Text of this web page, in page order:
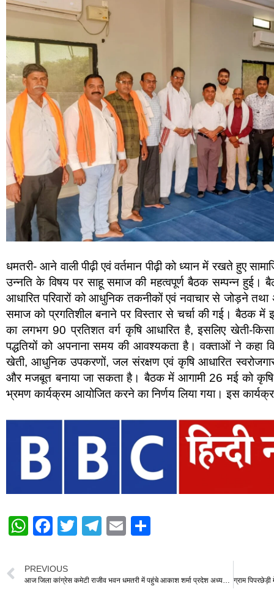
धमतरी- आने वाली पीढ़ी एवं वर्तमान पीढ़ी को ध्यान में रखते हुए
उन्नति के विषय पर साहू समाज की महत्वपूर्ण बैठक सम्पन्न
आधारित परिवारों को आधुनिक तकनीकों एवं नवाचार से जोड़ने
समाज को प्रगतिशील बनाने पर विस्तार से चर्चा की गई। बैठक में
का लगभग 90 प्रतिशत वर्ग कृषि आधारित है, इसलिए खेती-
पद्धतियों को अपनाना समय की आवश्यकता है। वक्ताओं ने कहा
खेती, आधुनिक उपकरणों, जल संरक्षण एवं कृषि आधारित
और मजबूत बनाया जा सकता है। बैठक में आगामी 26 मई को कृषि
भ्रमण कार्यक्रम आयोजित करने का निर्णय लिया गया। इस
W
at
s
F
c
e
T
er
T
gr
E
e
PREVIOUS
आज जिला कांग्रेस कमेटी राजीव भवन धमतरी में पहुंचे आकाश शर्मा प्रदेश अध्यक्ष युवा कांग्रेस उन्होंने धमतरी जिला के युवा